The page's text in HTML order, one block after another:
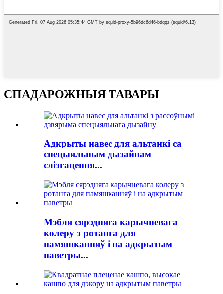
СПАДАРОЖНЫЯ ТАВАРЫ
Адкрыты навес для альтанкі са
спецыяльным дызайнам
слізгацення...
Мэбля сярэдняга карычневага
колеру з ротанга для
памяшканняў і на адкрытым
паветры...